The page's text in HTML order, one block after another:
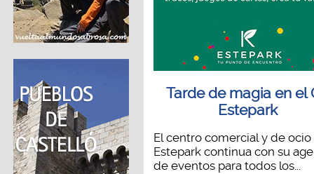
Tarde de magia en el
Estepark
El centro comercial y de ocio
Estepark continua con su
de eventos para todos los...